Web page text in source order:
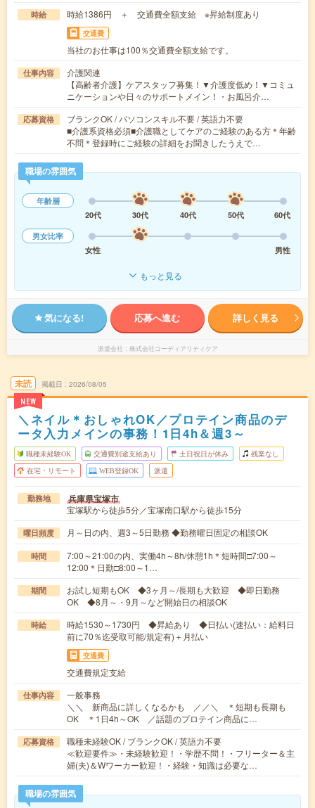
時給 時給1386円 ＋ 交通費全額支給 ※昇給制度あり
交通費
当社のお仕事は100％交通費全額支給です。
仕事内容
介護関連
【高齢者介護】ケアスタッフ募集！▼介護度低め！▼コミュ
ニケーションや日々のサポートメイン！・お風呂介…
応募資格
ブランクOK / パソコンスキル不要 / 英語力不要
■介護系資格必須■介護職としてケアのご経験のある方＊年齢
不問＊登録時にご経験の詳細をお聞きしたうえで…
職場の雰囲気
年齢層
20代
30代 40代 50代
60代
男女比率
女性
男性
もっと見る
気になる! 応募へ進む 詳しく見る
派遣会社 株式会社コーディアリティケア
未読
NEW
掲載日 2026/08/05
＼ネイル＊おしゃれOK／プロテイン商品のデ
ータ入力メインの事務！1日4h＆週3～
職種未経験OK 交通費別途支給あり 土日祝日が休み 残業なし
在宅・リモート WEB登録OK 派遣
勤務地 兵庫県宝塚市
宝塚駅から徒歩5分／宝塚南口駅から徒歩15分
曜日頻度 月～日の内、週3～5日勤務 ◆勤務曜日固定の相談OK
時間
7:00～21:00の内、実働4h～8h/休憩1h＊短時間□7:00～
12:00＊日勤□8:00～1…
期間
お試し短期もOK ◆3ヶ月～/長期も大歓迎 ◆即日勤務
OK ◆8月～・9月～など開始日の相談OK
時給
時給1530～1730円 ◆昇給あり ◆日払い(速払い：給料日
前に70％迄受取可能/規定有)＋月払い
交通費
交通費規定支給
仕事内容
一般事務
＼＼ 新商品に詳しくなるかも ／／＼ ＊短期も長期も
OK ＊1日4h～OK ／話題のプロテイン商品に…
応募資格
職種未経験OK / ブランクOK / 英語力不要
≪歓迎要件≫・未経験歓迎！・学歴不問！・フリーター＆主
婦(夫)＆Wワーカー歓迎！・経験・知識は必要な…
職場の雰囲気